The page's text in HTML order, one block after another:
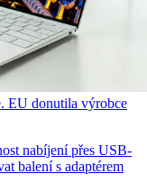
EU donutila výrobce
nabíjení přes USB-
balení s adaptérem